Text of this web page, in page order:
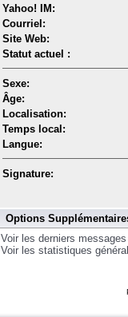
Yahoo! IM:
Courriel:
Site Web:
Statut actuel :
Sexe:
Âge:
Localisation:
Temps local:
Langue:
Signature:
Options
Voir les derniers
Voir les statistiques